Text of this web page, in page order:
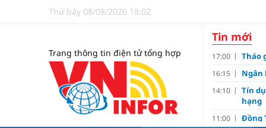
Thứ bảy 08/08/2026 18:02
Trang thông tin điện tử tổng hợp
Tin mới
17:00 Tháo
16:15 Ngân
14:10
Tín
hạng
11:00 Đồng